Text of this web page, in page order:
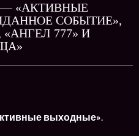
— «АКТИВНЫЕ
СОБЫТИЕ»,
777» И
выходные».